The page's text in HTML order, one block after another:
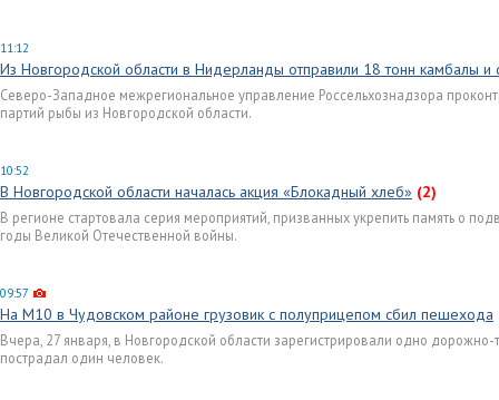
11:12
Из Новгородской области в Нидерланды отправили 18 тонн камбалы и
Северо-Западное межрегиональное управление Россельхознадзора
партий рыбы из Новгородской области.
10:52
В Новгородской области началась акция «Блокадный хлеб» (2)
В регионе стартовала серия мероприятий, призванных укрепить память о
годы Великой Отечественной войны.
09:57
На М10 в Чудовском районе грузовик с полуприцепом сбил пешехода
Вчера, 27 января, в Новгородской области зарегистрировали одно
пострадал один человек.